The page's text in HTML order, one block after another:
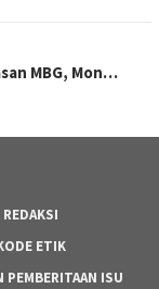
MBG, Mon…
REDAKSI
ETIK
PEMBERITAAN ISU